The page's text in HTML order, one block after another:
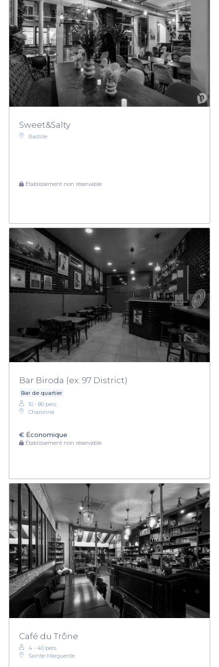
Sweet&Salty
Bastille
Établissement non réservable
Bar Biroda (ex: 97 District)
Bar de quartier
10 - 80 pers.
Charonne
€ Économique
Établissement non réservable
Café du Trône
4 - 40 pers.
Sainte-Marguerite